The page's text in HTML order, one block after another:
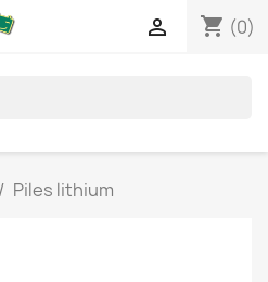
shopping_cart (0)

Piles lithium